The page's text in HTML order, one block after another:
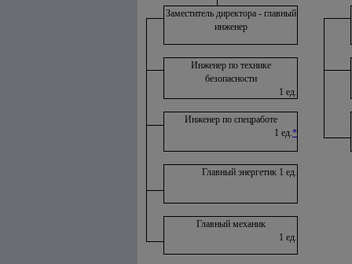
Заместитель директора - главный
инженер
Инженер по технике
безопасности
1 ед.
Инженер по спецработе
1 ед.*
Главный энергетик 1 ед.
Главный механик
1 ед.